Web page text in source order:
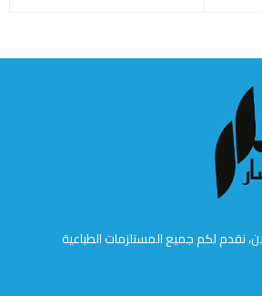
نقدم لكم جميع المستلزمات الطباعية